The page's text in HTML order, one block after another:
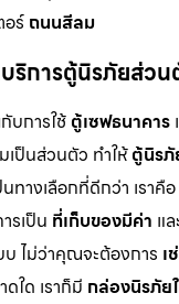
อร์ ถนนสีลม
ริการตู้นิรภัยส่วน
บการใช้ ตู้เซฟธนาคาร
เป็นส่วนตัว ทำให้ตู้นิรภั
ทางเลือกที่ดีกว่า เราคือ
รเป็น ที่เก็บของมีค่า แล
ไม่ว่าคุณจะต้องการ เ
ดใด เราก็มี กล่องนิรภัย